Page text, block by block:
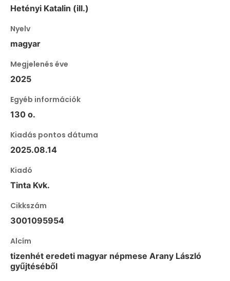
Hetényi Katalin (ill.)
Nyelv
magyar
Megjelenés éve
2025
Egyéb információk
130 o.
Kiadás pontos dátuma
2025.08.14
Kiadó
Tinta Kvk.
Cikkszám
3001095954
Alcím
tizenhét eredeti magyar népmese Arany László
gyűjtéséből